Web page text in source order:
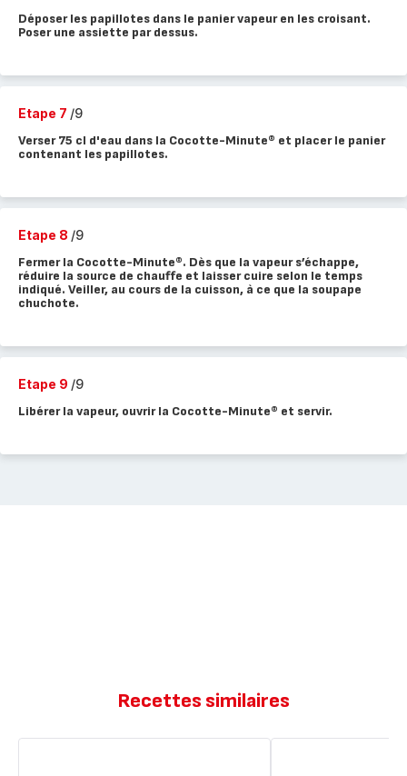
Déposer les papillotes dans le panier vapeur en les croisant.
Poser une assiette par dessus.
Etape 7 /9
Verser 75 cl d'eau dans la Cocotte-Minute® et placer le panier
contenant les papillotes.
Etape 8 /9
Fermer la Cocotte-Minute®. Dès que la vapeur s’échappe,
réduire la source de chauffe et laisser cuire selon le temps
indiqué. Veiller, au cours de la cuisson, à ce que la soupape
chuchote.
Etape 9 /9
Libérer la vapeur, ouvrir la Cocotte-Minute® et servir.
Recettes similaires